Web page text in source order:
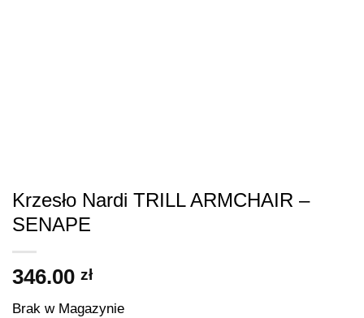
Krzesło Nardi TRILL ARMCHAIR –
SENAPE
346.00 zł
Brak w Magazynie